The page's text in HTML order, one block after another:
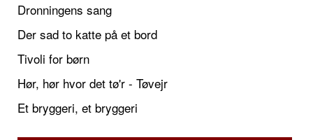
Dronningens sang
Der sad to katte på et bord
Tivoli for børn
Hør, hør hvor det tø'r - Tøvejr
Et bryggeri, et bryggeri